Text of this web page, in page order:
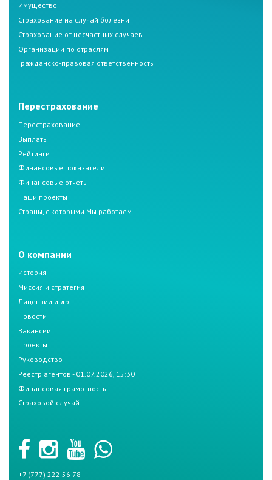
Имущество
Страхование на случай болезни
Страхование от несчастных случаев
Организации по отраслям
Гражданско-правовая ответственность
Перестрахование
Перестрахование
Выплаты
Рейтинги
Финансовые показатели
Финансовые отчеты
Наши проекты
Страны, с которыми Мы работаем
О компании
История
Миссия и стратегия
Лицензии и др.
Новости
Вакансии
Проекты
Руководство
Реестр агентов - 01.07.2026, 15:30
Финансовая грамотность
Страховой случай
+7 (777) 222 56 78